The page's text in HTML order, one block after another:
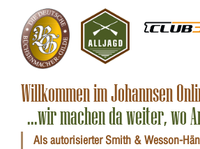
Willkommen im Johannsen
...wir machen da weiter, wo
Als autorisierter Smith & Wesson-